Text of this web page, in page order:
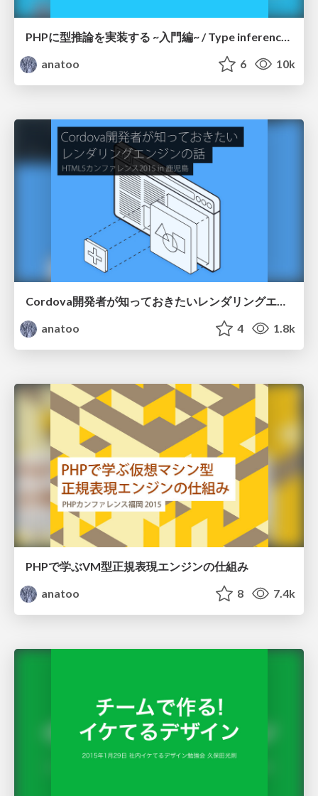
PHPに型推論を実装する ~入門編~ / Type inference on PHP
anatoo
6 10k
Cordova開発者が知っておきたいレンダリングエンジンの話 / HTML5 Conference 2015 in Kagoshima
anatoo
4 1.8k
PHPで学ぶVM型正規表現エンジンの仕組み
anatoo
8 7.4k